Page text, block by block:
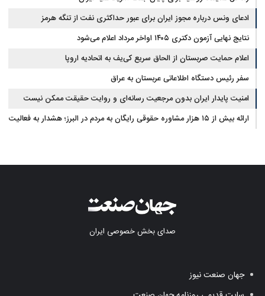
ادعای ونس درباره مجوز ایران برای عبور حداکثری نفت از تنگه هرمز
نتایج نهایی آزمون دکتری ۱۴۰۵ اواخر مرداد اعلام می‌شود
اعلام حمایت صربستان از الحاق سریع کی‌یف به اتحادیه اروپا
سفر رئیس دستگاه اطلاعاتی عربستان به عراق
امنیت پایدار ایران بدون مرجعیت رسانه‌ای و روایت حقیقت ممکن نیست
ارائه بیش از ۱۵ هزار مشاوره حقوقی رایگان به مردم در البرز؛ هشدار به فعالیت
صدای بخش خصوصی ایران
جهان صنعت نیوز